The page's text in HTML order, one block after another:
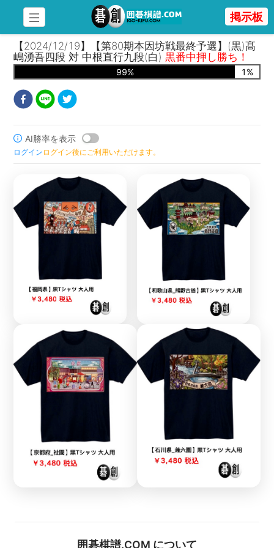
掲示板
【2024/12/19】【第80期本因坊戦最終予選】(黒)髙
嶋湧吾四段 対 中根直行九段(白)黒番中押し勝ち！
99% 1 %
AI勝率を表示
ログイン ログイン後にご利用いただけます。
囲碁棋譜.COM について